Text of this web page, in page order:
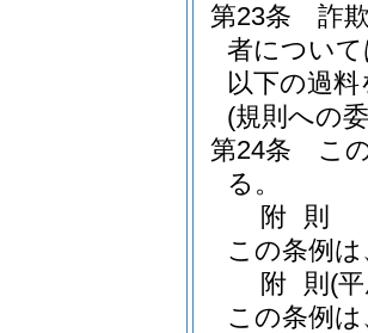
第23条
詐
者につい
以下の過
(規則への
第24条
こ
る。
附 則
この条例
附 則 (
この条例